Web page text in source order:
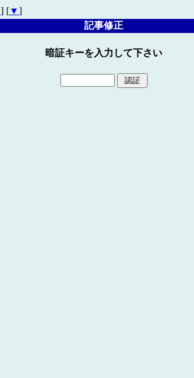
] [▼]
記事修正
暗証キーを入力して下さい